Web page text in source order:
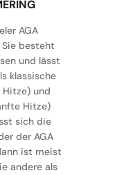
AGA
besteht
und lässt
klassische
Hitze) und
Hitze)
sich die
der AGA
ist meist
andere als